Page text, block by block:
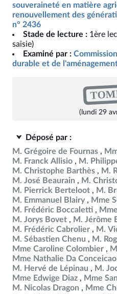
souveraineté en matière
renouvellement des
n° 2436
Stade de lecture : 1ère
saisie)
Examiné par :
durable et de
(lundi 29
Déposé par :
M. Grégoire de Fournas
M. Franck Allisio
M.
M. Christophe Barthès
M.
M. José Beaurain
M.
M. Pierrick Berteloot
M.
M. Emmanuel Blairy
Mme
M. Frédéric Boccaletti
M. Jorys Bovet
M. Jérôme
M. Frédéric Cabrolier
M.
M. Sébastien Chenu
M.
Mme Caroline Colombier
Mme Nathalie Da
M. Hervé de Lépinau
M.
Mme Edwige Diaz
Mme
M. Nicolas Dragon
Mme